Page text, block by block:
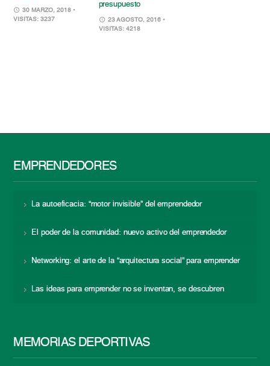
30 MARZO, 2018 •
VISITAS: 3237
presupuesto
23 AGOSTO, 2016 •
VISITAS: 4218
EMPRENDEDORES
La autoeficacia: “motor invisible” del emprendedor
El poder de la comunidad: nuevo activo del emprendedor
Networking: el arte de la “arquitectura social” para emprender
Las ideas para emprender no se inventan, se descubren
MEMORIAS DEPORTIVAS